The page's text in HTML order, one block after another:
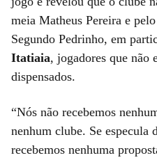
meia Matheus Pereira e
Segundo Pedrinho, em
Itatiaia, jogadores que não
dispensados.
“Nós não recebemos
nenhum clube. Se especula
recebemos nenhuma